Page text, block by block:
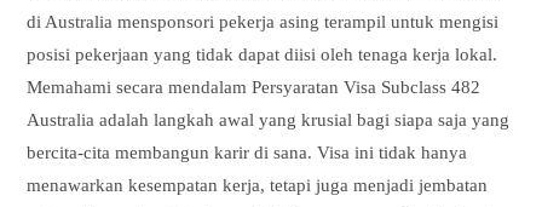
di Australia mensponsori pekerja asing terampil untuk mengisi
posisi pekerjaan yang tidak dapat diisi oleh tenaga kerja lokal.
Memahami secara mendalam Persyaratan Visa Subclass 482
Australia adalah langkah awal yang krusial bagi siapa saja yang
bercita-cita membangun karir di sana. Visa ini tidak hanya
menawarkan kesempatan kerja, tetapi juga menjadi jembatan